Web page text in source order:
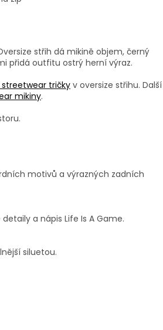
střih dá mikině objem, černý
přidá outfitu ostrý herní výraz.
tričky v oversize střihu. Další
mikiny.
motivů a výrazných zadních
a nápis Life Is A Game.
siluetou.